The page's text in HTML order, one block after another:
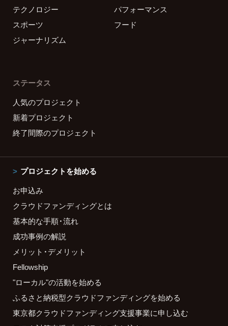
テクノロジー
パフォーマンス
スポーツ
フード
ジャーナリズム
ステータス
人気のプロジェクト
新着プロジェクト
終了間際のプロジェクト
プロジェクトを始める
お申込み
クラウドファンディングとは
基本的な手順・流れ
成功事例の解説
メリット・デメリット
Fellowship
"ローカル"の活動を始める
ふるさと納税型クラウドファンディングを始める
東京都クラウドファンディング支援事業に申し込む